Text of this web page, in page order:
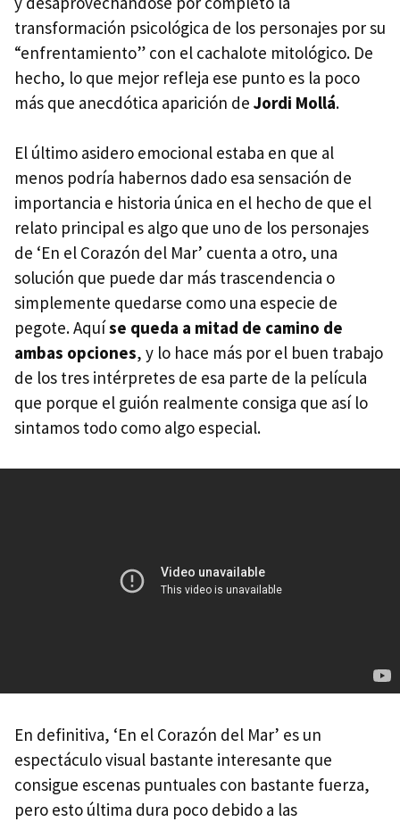
transformación psicológica de los personajes por su
“enfrentamiento” con el cachalote mitológico. De
hecho, lo que mejor refleja ese punto es la poco
más que anecdótica aparición de Jordi Mollá.
El último asidero emocional estaba en que al
menos podría habernos dado esa sensación de
importancia e historia única en el hecho de que el
relato principal es algo que uno de los personajes
de ‘En el Corazón del Mar’ cuenta a otro, una
solución que puede dar más trascendencia o
simplemente quedarse como una especie de
pegote. Aquíse queda a mitad de camino de
ambas opciones, y lo hace más por el buen trabajo
de los tres intérpretes de esa parte de la película
que porque el guión realmente consiga que así lo
sintamos todo como algo especial.
En definitiva, ‘En el Corazón del Mar’ es un
espectáculo visual bastante interesante que
consigue escenas puntuales con bastante fuerza,
pero esto última dura poco debido a las